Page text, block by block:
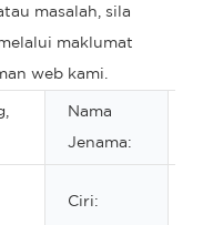
masalah, sila
maklumat
web kami.
Nama
Jenama:
Ciri: